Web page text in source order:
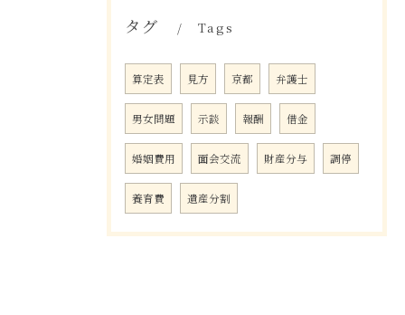
タグ Tags
算定表 見方 京都 弁護士
男女問題 示談 報酬 借金
婚姻費用 面会交流 財産分与 調停
養育費 遺産分割